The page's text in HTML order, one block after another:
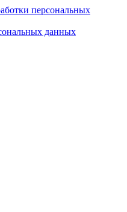
персональных
данных